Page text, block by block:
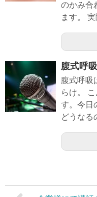
のかみ合
ます。
腹式呼
腹式呼吸
らけ。
す。今日
どうなる